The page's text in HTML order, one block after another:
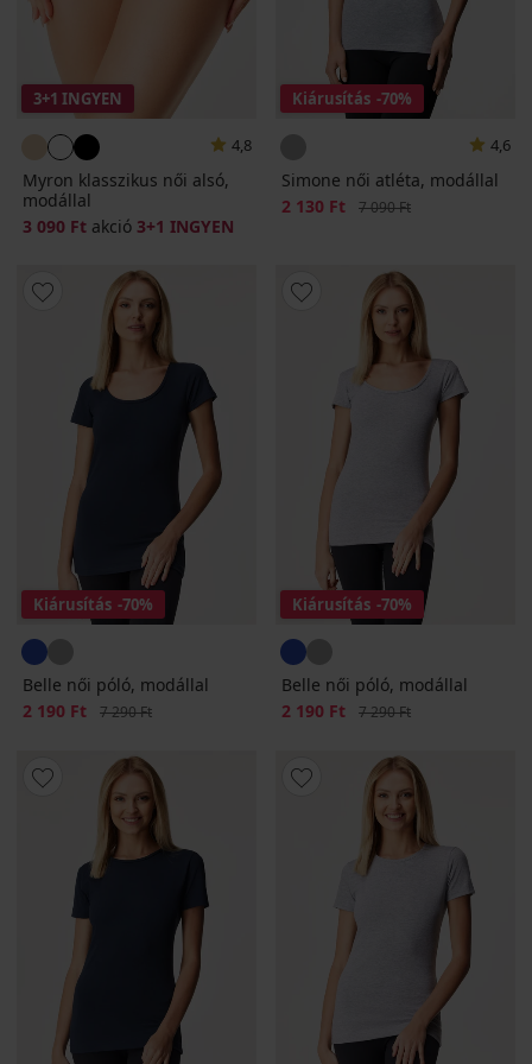
3+1 INGYEN
4,8
Myron klasszikus női alsó,
modállal
3 090 Ft akció 3+1 INGYEN
Kiárusítás -70%
4,6
Simone női atléta, modállal
Kedvezmény
2 130 Ft Eredeti ár
7 090 Ft
Kiárusítás -70%
Belle női póló, modállal
Kedvezmény
2 190 Ft Eredeti ár
7 290 Ft
Kiárusítás -70%
Belle női póló, modállal
Kedvezmény
2 190 Ft Eredeti ár
7 290 Ft